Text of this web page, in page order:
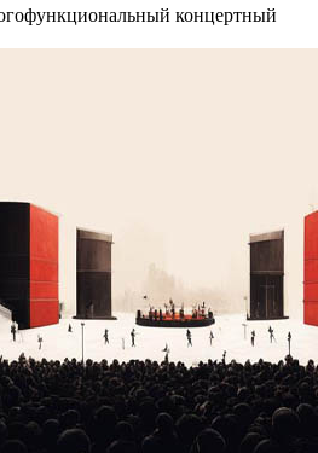
концертный